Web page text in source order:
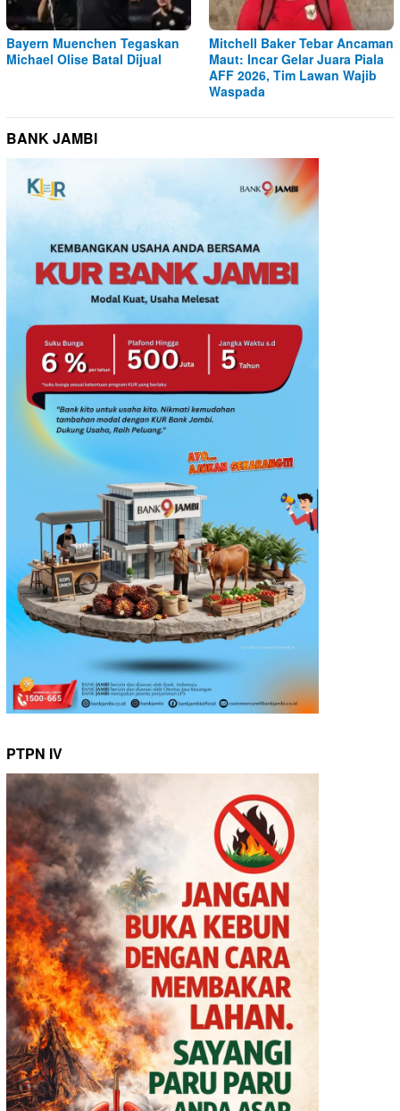
Bayern Muenchen Tegaskan
Michael Olise Batal Dijual
Mitchell Baker Tebar Ancaman
Maut: Incar Gelar Juara Piala
AFF 2026, Tim Lawan Wajib
Waspada
BANK JAMBI
PTPN IV